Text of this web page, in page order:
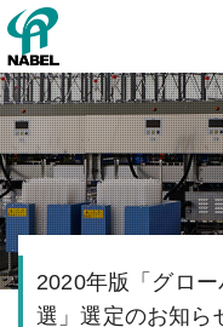
2020年版「グロ
選」選定のお知ら